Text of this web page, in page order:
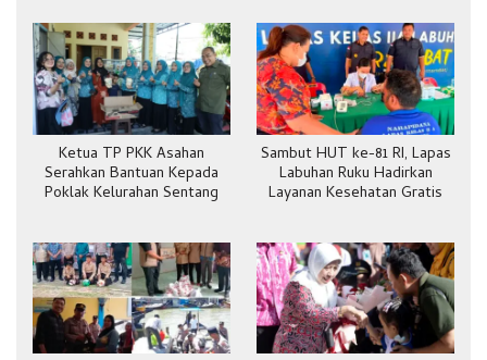
Ketua TP PKK Asahan
Serahkan Bantuan Kepada
Poklak Kelurahan Sentang
Sambut HUT ke-81 RI, Lapas
Labuhan Ruku Hadirkan
Layanan Kesehatan Gratis